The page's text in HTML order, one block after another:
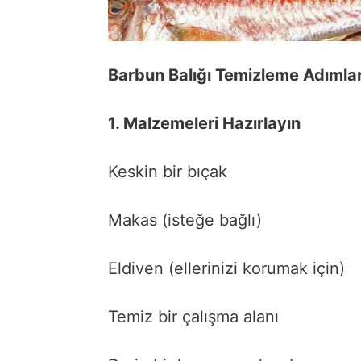
Barbun Balığı Temizleme
1. Malzemeleri Hazırlayın
Keskin bir bıçak
Makas (isteğe bağlı)
Eldiven (ellerinizi korumak için)
Temiz bir çalışma alanı